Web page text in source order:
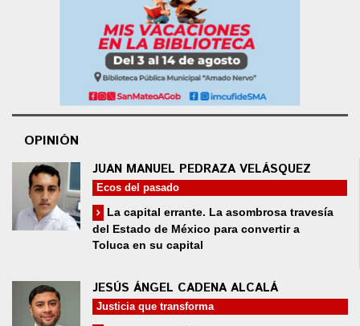
OPINIÓN
JUAN MANUEL PEDRAZA VELÁSQUEZ
Ecos del pasado
La capital errante. La asombrosa travesía
del Estado de México para convertir a
Toluca en su capital
JESÚS ÁNGEL CADENA ALCALÁ
Justicia que transforma